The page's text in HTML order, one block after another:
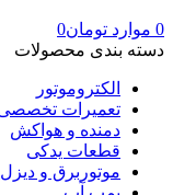
0 موارد تومان0
دسته بندی محصولات
الکتروموتور
تعمیرات
دمنده و هواکش
قطعات یدکی
موتوربرق و دیزل